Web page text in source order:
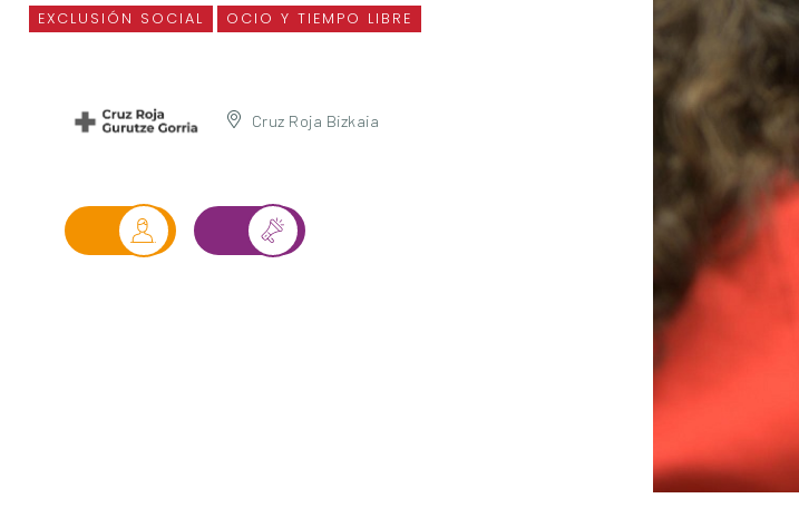
EXCLUSIÓN SOCIAL OCIO Y TIEMPO LIBRE
Cruz Roja Bizkaia